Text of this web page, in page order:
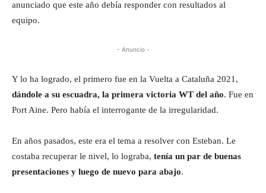
anunciado que este año debía responder con resultados al
equipo.
- Anuncio -
Y lo ha logrado, el primero fue en la Vuelta a Cataluña 2021,
dándole a su escuadra, la primera victoria WT del año. Fue en
Port Aine. Pero había el interrogante de la irregularidad.
En años pasados, este era el tema a resolver con Esteban. Le
costaba recuperar le nivel, lo lograba, tenía un par de buenas
presentaciones y luego de nuevo para abajo.